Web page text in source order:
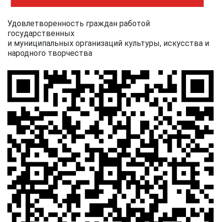
Удовлетворенность граждан работой
государственных
и муниципальных организаций культуры, искусства и
народного творчества